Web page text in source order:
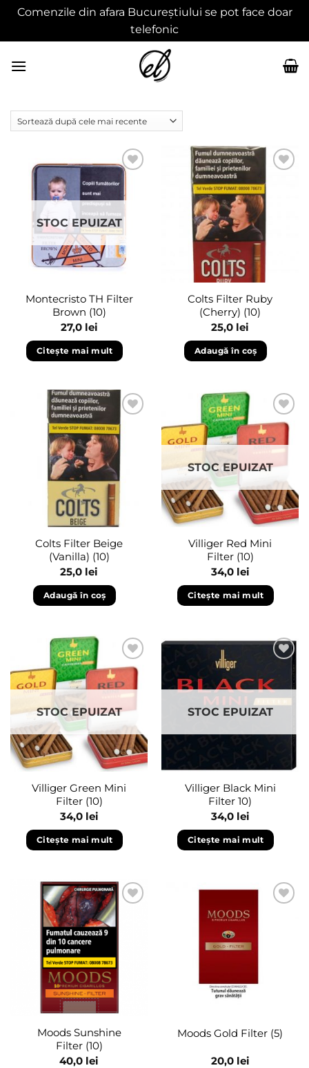
Comenzile din afara Bucureștiului se pot face doar
telefonic
Adaugă
wishlist
STOC EPUIZAT
Montecristo TH Filter
Brown (10)
27,0 lei
Citește mai mult
Adaugă
în
wishlist
Colts Filter Ruby
(Cherry) (10)
25,0 lei
Adaugă în coș
Adaugă
în
wishlist
Colts Filter Beige
(Vanilla) (10)
25,0 lei
Adaugă în coș
Adaugă
în
wishlist
STOC EPUIZAT
Villiger Red Mini
Filter (10)
34,0 lei
Citește mai mult
Adaugă
în
STOC EPUIZAT
Villiger Green Mini
Filter (10)
34,0 lei
Citește mai mult
în
wishlist
STOC EPUIZAT
Villiger Black Mini
Filter 10)
34,0 lei
Citește mai mult
Adaugă
în
wishlist
Moods Sunshine
Filter (10)
40,0 lei
Adaugă
Moods Gold Filter (5)
20,0 lei